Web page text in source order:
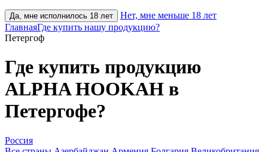
Да, мне исполнилось 18 лет
Нет, мне меньше 18 лет
ГлавнаяГде купить нашу продукцию?
Петергоф
Где купить продукцию
ALPHA HOOKAH в
Петергофе?
Россия